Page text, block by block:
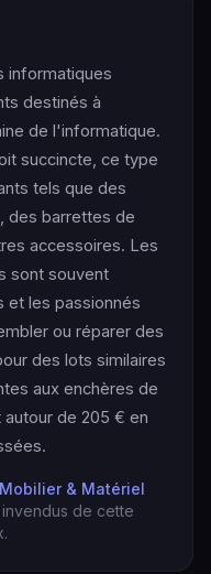
informatiques
destinés à
de l'informatique.
succincte, ce type
tels que des
des barrettes de
accessoires. Les
sont souvent
et les passionnés
ou réparer des
des lots similaires
aux enchères de
de 205 € en
Mobilier & Matériel
de cette